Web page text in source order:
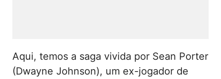
Aqui, temos a saga vivida por Sean Porter
(Dwayne Johnson), um ex-jogador de